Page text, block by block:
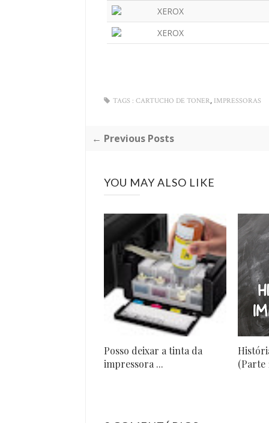
XEROX
XEROX
TAGS : CARTUCHO DE TONER, IMPRESSORAS
← Previous Posts
YOU MAY ALSO LIKE
Posso deixar a tinta da
impressora ...
(Parte